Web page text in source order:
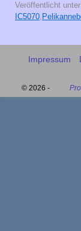
Veröffentlicht unter
IC5070,
Impressum
© 2026 -